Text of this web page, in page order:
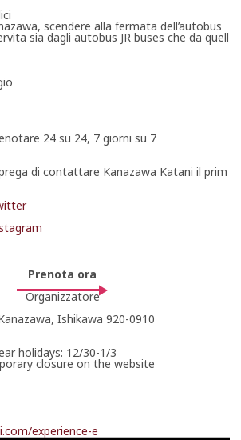
scendere alla fermata dell’autobus
sia dagli autobus JR buses che da quell
24 su 24, 7 giorni su 7
di contattare Kanazawa Katani il prim
Prenota ora
Organizzatore
Ishikawa 920-0910
holidays: 12/30-1/3
closure on the website
experience-e
Prenota ora
per contatti telefonici
reservation)
76-231-1566
Prenota via Internet
ora a un sito esterno
experience reservation link
experience reservation link
la risposta dell’organizzatore.
non è ancora confermata.